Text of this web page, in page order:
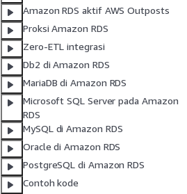
Amazon RDS aktif AWS Outposts
Proksi Amazon RDS
Zero-ETL integrasi
Db2 di Amazon RDS
MariaDB di Amazon RDS
Microsoft SQL Server pada Amazon
RDS
MySQL di Amazon RDS
Oracle di Amazon RDS
PostgreSQL di Amazon RDS
Contoh kode